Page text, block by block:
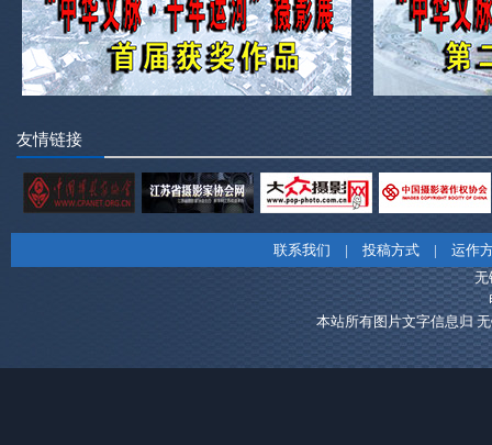
友情链接
联系我们 | 投稿方式 |
运作
无
本站所有图片文字信息归